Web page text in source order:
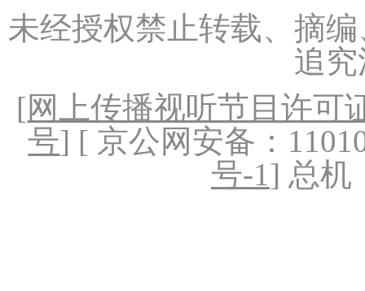
未经授权禁止转载、摘
追
[网上传播视听节目许可
号] [ 京公网安备：
号-1] 总机